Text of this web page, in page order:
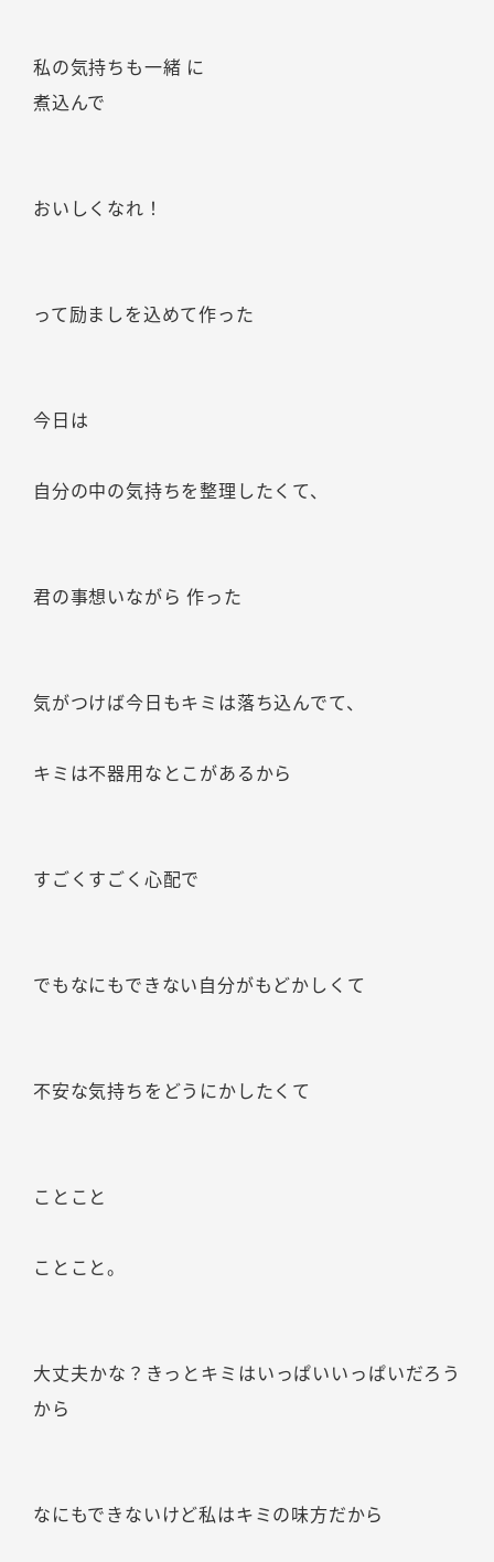
私の気持ちも一緒 に
煮込んで
おいしくなれ！
って励ましを込めて作った
今日は
自分の中の気持ちを整理したくて、
君の事想いながら 作った
気がつけば今日もキミは落ち込んでて、
キミは不器用なとこがあるから
すごくすごく心配で
でもなにもできない自分がもどかしくて
不安な気持ちをどうにかしたくて
ことこと
ことこと。
大丈夫かな？きっとキミはいっぱいいっぱいだろう
から
なにもできないけど私はキミの味方だから